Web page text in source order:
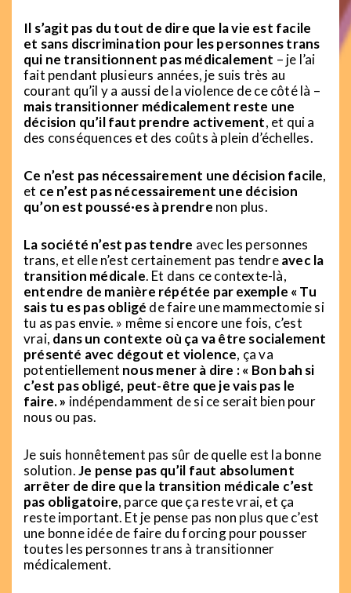
Il s’agit pas du tout de dire que la vie est facile
et sans discrimination pour les personnes trans
qui ne transitionnent pas médicalement – je l’ai
fait pendant plusieurs années, je suis très au
courant qu’il y a aussi de la violence de ce côté là –
mais transitionner médicalement reste une
décision qu’il faut prendre activement, et qui a
des conséquences et des coûts à plein d’échelles.
Ce n’est pas nécessairement une décision facile,
et ce n’est pas nécessairement une décision
qu’on est poussé·es à prendre non plus.
La société n’est pas tendre avec les personnes
trans, et elle n’est certainement pas tendreavec la
transition médicale. Et dans ce contexte-là,
entendre de manière répétée par exemple « Tu
sais tu es pas obligé de faire une mammectomie si
tu as pas envie. » même si encore une fois, c’est
vrai, dans un contexte où ça va être socialement
présenté avec dégout et violence, ça va
potentiellement nous mener à dire : « Bon bah si
c’est pas obligé, peut-être que je vais pas le
faire. » indépendamment de si ce serait bien pour
nous ou pas.
Je suis honnêtement pas sûr de quelle est la bonne
solution.Je pense pas qu’il faut absolument
arrêter de dire que la transition médicale c’est
pas obligatoire, parce que ça reste vrai, et ça
reste important. Et je pense pas non plus que c’est
une bonne idée de faire du forcing pour pousser
toutes les personnes trans à transitionner
médicalement.